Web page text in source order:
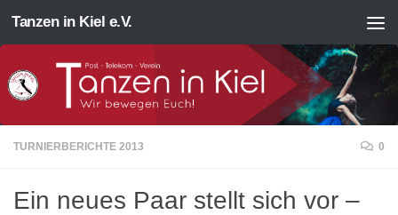
Zum Inhalt springen
Tanzen in Kiel e.V.
TURNIERBERICHTE 2013 0
Ein neues Paar stellt sich vor –